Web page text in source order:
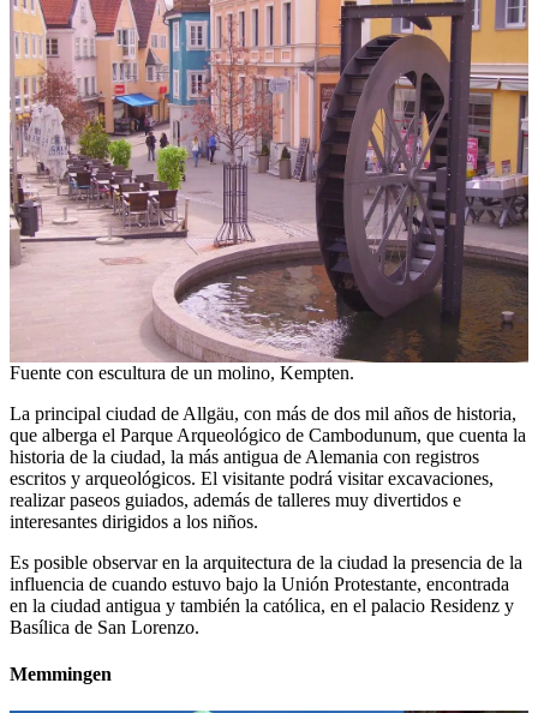
Fuente con escultura de un molino, Kempten.
La principal ciudad de Allgäu, con más de dos mil años de historia,
que alberga el Parque Arqueológico de Cambodunum, que cuenta la
historia de la ciudad, la más antigua de Alemania con registros
escritos y arqueológicos. El visitante podrá visitar excavaciones,
realizar paseos guiados, además de talleres muy divertidos e
interesantes dirigidos a los niños.
Es posible observar en la arquitectura de la ciudad la presencia de la
influencia de cuando estuvo bajo la Unión Protestante, encontrada
en la ciudad antigua y también la católica, en el palacio Residenz y
Basílica de San Lorenzo.
Memmingen